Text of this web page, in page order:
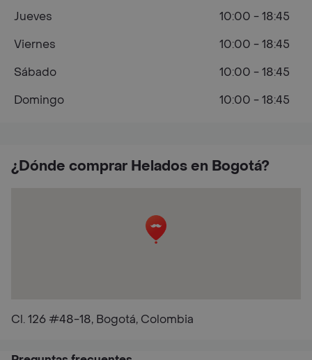
¿Dónde comprar Helados en Bogotá?
Cl. 126 #48-18, Bogotá, Colombia
Jueves
10:00 - 18:45
Viernes
10:00 - 18:45
Sábado
10:00 - 18:45
Domingo
10:00 - 18:45